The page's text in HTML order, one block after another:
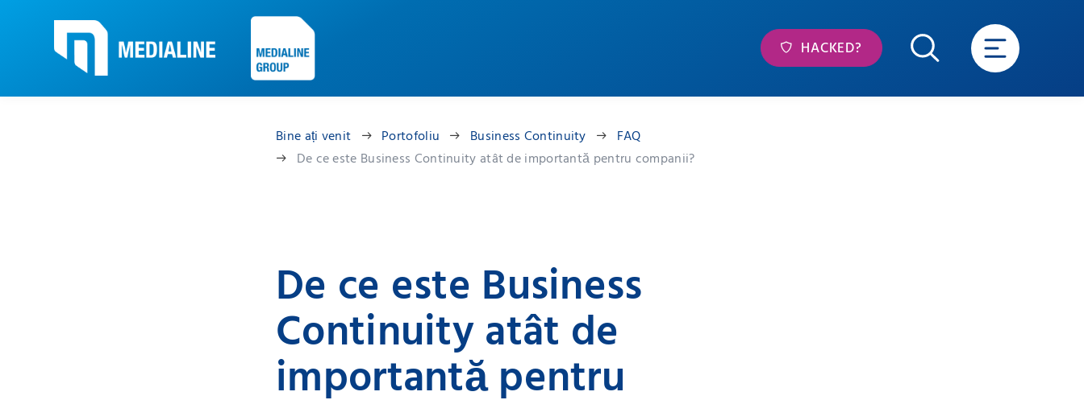
HACKED?
Bine ați venit Portofoliu Business Continuity
FAQ
De ce este Business Continuity atât de importantă pentru companii?
De ce este Business
Continuity atât de
importantă pentru